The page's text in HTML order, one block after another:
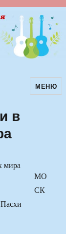
МЕНЮ
в
МО
СК